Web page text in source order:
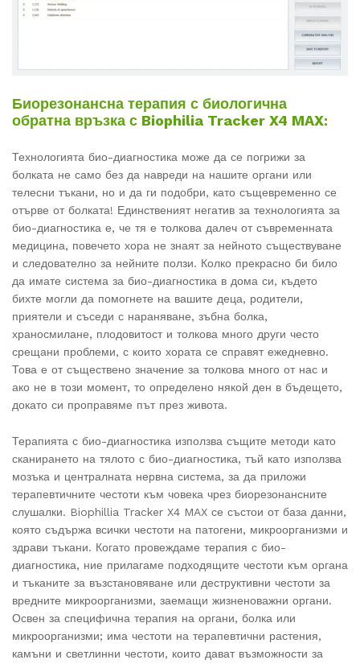
Биорезонансна терапия с биологична
обратна връзка с Biophilia Tracker X4 MAX:
Технологията био-диагностика може да се погрижи за
болката не само без да навреди на нашите органи или
телесни тъкани, но и да ги подобри, като същевременно се
отърве от болката! Единственият негатив за технологията за
био-диагностика е, че тя е толкова далеч от съвременната
медицина, повечето хора не знаят за нейното съществуване
и следователно за нейните ползи. Колко прекрасно би било
да имате система за био-диагностика в дома си, където
бихте могли да помогнете на вашите деца, родители,
приятели и съседи с нараняване, зъбна болка,
храносмилане, плодовитост и толкова много други често
срещани проблеми, с които хората се справят ежедневно.
Това е от съществено значение за толкова много от нас и
ако не в този момент, то определено някой ден в бъдещето,
докато си проправяме път през живота.
Терапията с био-диагностика използва същите методи като
сканирането на тялото с био-диагностика, тъй като използва
мозъка и централната нервна система, за да приложи
терапевтичните честоти към човека чрез биорезонансните
слушалки. Biophillia Tracker X4 MAX се състои от база данни,
която съдържа всички честоти на патогени, микроорганизми и
здрави тъкани. Когато провеждаме терапия с био-
диагностика, ние прилагаме подходящите честоти към органа
и тъканите за възстановяване или деструктивни честоти за
вредните микроорганизми, заемащи жизненоважни органи.
Освен за специфична терапия на органи, болка или
микроорганизми; има честоти на терапевтични растения,
камъни и светлинни честоти, които дават възможности за